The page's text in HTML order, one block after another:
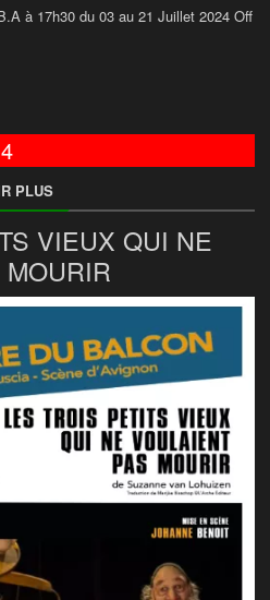
à 17h30 du 03 au 21 Juillet 2024 Off
PLUS
VIEUX QUI NE